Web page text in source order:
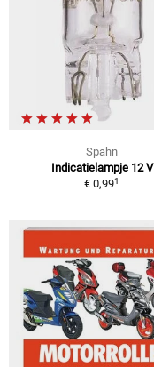
Spahn
Indicatielampje 12 V
€ 0,991